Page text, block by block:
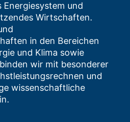
Energiesystem und
Wirtschaften.
in den Bereichen
und Klima sowie
wir mit besonderer
und
wissenschaftliche